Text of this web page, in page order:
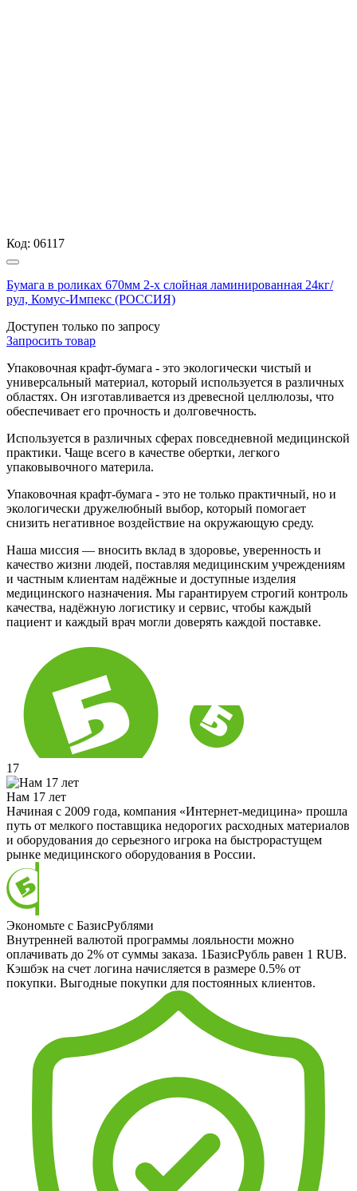
Код: 06117
Бумага в роликах 670мм 2-х слойная ламинированная 24кг/
рул, Комус-Импекс (РОССИЯ)
Доступен только по запросу
Запросить товар
Упаковочная крафт-бумага - это экологически чистый и
универсальный материал, который используется в различных
областях. Он изготавливается из древесной целлюлозы, что
обеспечивает его прочность и долговечность.
Используется в различных сферах повседневной медицинской
практики. Чаще всего в качестве обертки, легкого
упаковывочного материла.
Упаковочная крафт-бумага - это не только практичный, но и
экологически дружелюбный выбор, который помогает
снизить негативное воздействие на окружающую среду.
Наша миссия — вносить вклад в здоровье, уверенность и
качество жизни людей, поставляя медицинским учреждениям
и частным клиентам надёжные и доступные изделия
медицинского назначения. Мы гарантируем строгий контроль
качества, надёжную логистику и сервис, чтобы каждый
пациент и каждый врач могли доверять каждой поставке.
17
Нам 17 лет
Начиная с 2009 года, компания «Интернет-медицина» прошла
путь от мелкого поставщика недорогих расходных материалов
и оборудования до серьезного игрока на быстрорастущем
рынке медицинского оборудования в России.
Экономьте с БазисРублями
Внутренней валютой программы лояльности можно
оплачивать до 2% от суммы заказа. 1БазисРубль равен 1 RUB.
Кэшбэк на счет логина начисляется в размере 0.5% от
покупки. Выгодные покупки для постоянных клиентов.